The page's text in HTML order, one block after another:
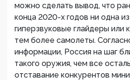
можно сделать вывод, что
конца 2020-х годов ни одна
гиперзвуковые глайдеры или
тем более самолеты.
информации, Россия на шаг
такого оружия, чем все
отставание конкурентов